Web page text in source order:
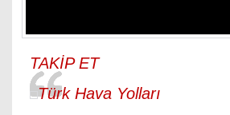
TAKİP ET
Türk Hava Yolları